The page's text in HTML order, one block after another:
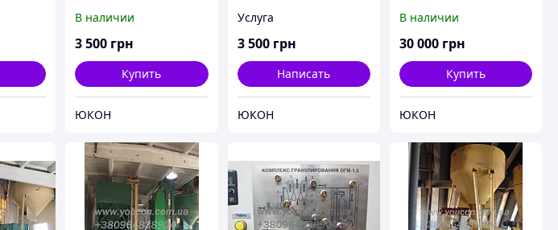
В наличии
3 500 грн
Купить
ЮКОН
Услуга
3 500 грн
Написать
ЮКОН
В наличии
30 000 грн
Купить
ЮКОН